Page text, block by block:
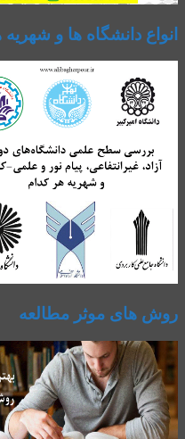
انواع دانشگاه ها و شهریه
روش های موثر مطالعه